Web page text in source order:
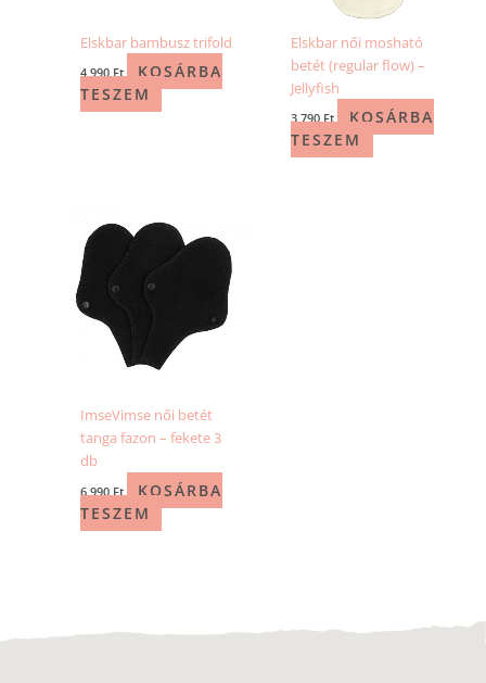
Elskbar bambusz trifold
4 990Ft
KOSÁRBA
TESZEM
Elskbar női mosható
betét (regular flow) –
Jellyfish
3 790Ft
KOSÁRBA
TESZEM
ImseVimse női betét
tanga fazon – fekete 3
db
6 990 Ft
KOSÁRBA
TESZEM